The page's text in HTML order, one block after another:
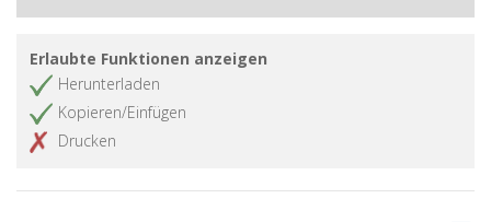
Erlaubte Funktionen anzeigen
Herunterladen
Kopieren/Einfügen
Drucken